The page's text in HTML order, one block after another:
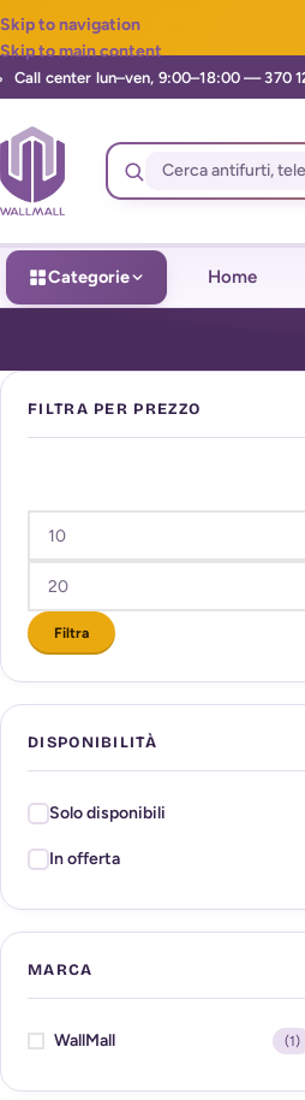
Skip to navigation
Skip to main content
Categorie Home
FILTRA PER PREZZO
Filtra
DISPONIBILITÀ
Solo disponibili
In offerta
MARCA
WallMall (1)